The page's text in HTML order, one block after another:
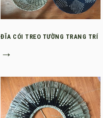
ĐĨA CÓI TREO TƯỜNG TRANG TRÍ
→